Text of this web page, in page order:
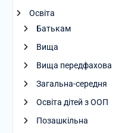
Освіта
Батькам
Вища
Вища передфахова
Загальна-середня
Освіта дітей з ООП
Позашкільна